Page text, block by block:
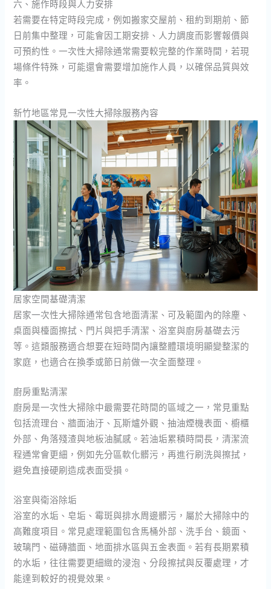
六、施作時段與人力安排
若需要在特定時段完成，例如搬家交屋前、租約到期前、節
日前集中整理，可能會因工期安排、人力調度而影響報價與
可預約性。一次性大掃除通常需要較完整的作業時間，若現
場條件特殊，可能還會需要增加施作人員，以確保品質與效
率。
新竹地區常見一次性大掃除服務內容
居家空間基礎清潔
居家一次性大掃除通常包含地面清潔、可及範圍內的除塵、
桌面與檯面擦拭、門片與把手清潔、浴室與廚房基礎去污
等。這類服務適合想要在短時間內讓整體環境明顯變整潔的
家庭，也適合在換季或節日前做一次全面整理。
廚房重點清潔
廚房是一次性大掃除中最需要花時間的區域之一，常見重點
包括流理台、牆面油汙、瓦斯爐外觀、抽油煙機表面、櫥櫃
外部、角落殘渣與地板油膩感。若油垢累積時間長，清潔流
程通常會更細，例如先分區軟化髒污，再進行刷洗與擦拭，
避免直接硬刷造成表面受損。
浴室與衛浴除垢
浴室的水垢、皂垢、霉斑與排水周邊髒污，屬於大掃除中的
高難度項目。常見處理範圍包含馬桶外部、洗手台、鏡面、
玻璃門、磁磚牆面、地面排水區與五金表面。若有長期累積
的水垢，往往需要更細緻的浸泡、分段擦拭與反覆處理，才
能達到較好的視覺效果。